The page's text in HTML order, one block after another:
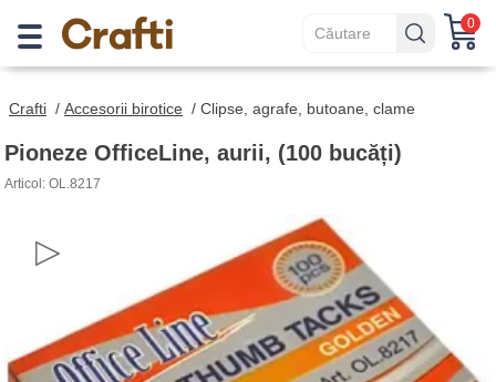
0
Crafti / Accesorii birotice / Clipse, agrafe, butoane, clame
Pioneze OfficeLine, aurii, (100 bucăți)
Articol: OL.8217